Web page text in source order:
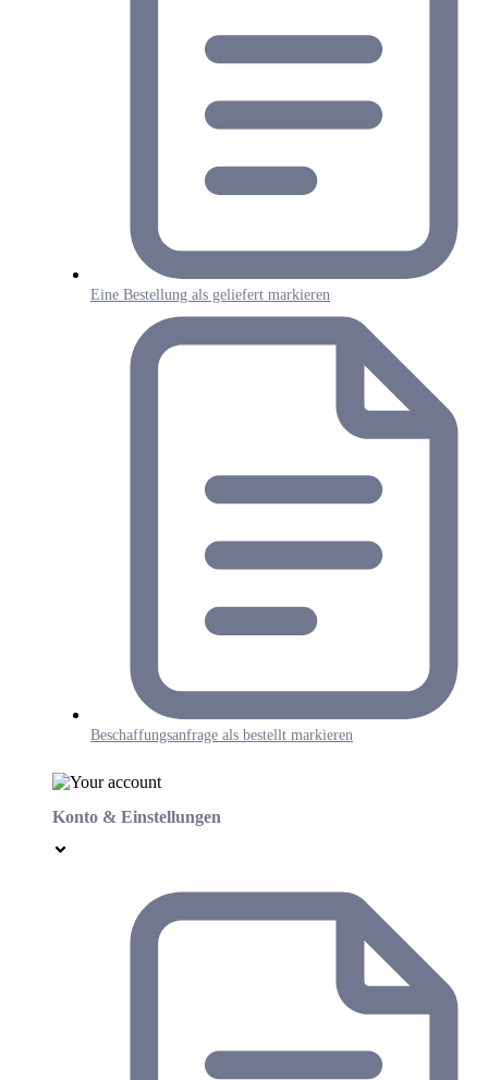
Eine Bestellung als geliefert markieren
Beschaffungsanfrage als bestellt markieren
Konto & Einstellungen